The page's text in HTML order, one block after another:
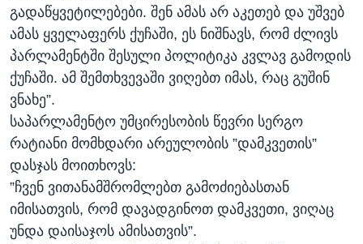
გადაწყვეტილებები. შენ ამას არ აკეთებ და უშვებ
ამას ყველაფერს ქუჩაში, ეს ნიშნავს, რომ ძლივს
პარლამენტში შესული პოლიტიკა კვლავ გამოდის
ქუჩაში. ამ შემთხვევაში ვიღებთ იმას, რაც გუშინ
ვნახე”.
საპარლამენტო უმცირესობის წევრი სერგო
რატიანი მომხდარი არეულობის ”დამკვეთის”
დასჯას მოითხოვს:
”ჩვენ ვითანამშრომლებთ გამოძიებასთან
იმისათვის, რომ დავადგინოთ დამკვეთი, ვიღაც
უნდა დაისაჯოს ამისათვის”.